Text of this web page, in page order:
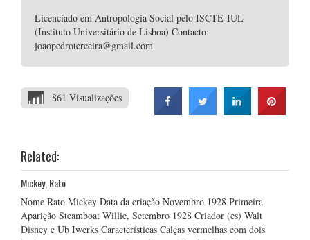
Licenciado em Antropologia Social pelo ISCTE-IUL
(Instituto Universitário de Lisboa) Contacto:
joaopedroterceira@gmail.com
861 Visualizações
Related:
Mickey, Rato
Nome Rato Mickey Data da criação Novembro 1928 Primeira
Aparição Steamboat Willie, Setembro 1928 Criador (es) Walt
Disney e Ub Iwerks Características Calças vermelhas com dois